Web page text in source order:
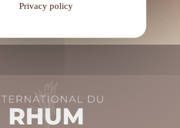
Privacy policy